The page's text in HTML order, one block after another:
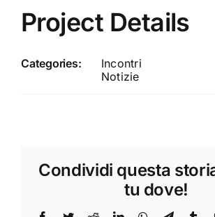
Project Details
Categories:
Incontri
Notizie
Condividi questa
tu dove!